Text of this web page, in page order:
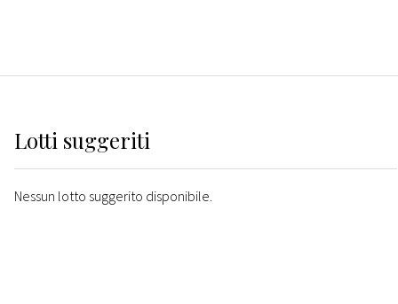
Lotti suggeriti
Nessun lotto suggerito disponibile.